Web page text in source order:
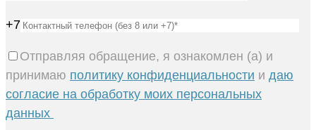
+7
Отправляя обращение, я ознакомлен (а) и
принимаю политику конфиденциальности и даю
согласие на обработку моих персональных
данных